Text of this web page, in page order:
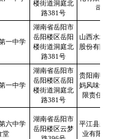
楼街道洞庭北
路381号
司
一中学
湖南省岳阳市
岳阳楼区岳阳
楼街道洞庭北
路381号
山西水塔醋业
股份有限公司
一中学
湖南省岳阳市
岳阳楼区岳阳
楼街道洞庭北
路381号
贵阳南明老干
妈风味食品有
限责任公司
六中学
堂
湖南省岳阳市
岳阳楼区云梦
平江县新隆米
业有限公司